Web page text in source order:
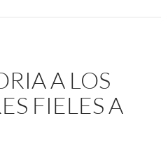
A LOS
FIELES A